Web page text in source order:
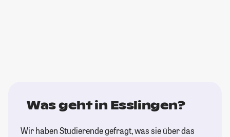
Was geht in Esslingen?
Wir haben Studierende gefragt, was sie über das